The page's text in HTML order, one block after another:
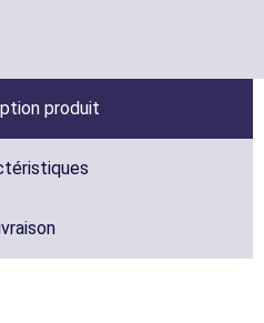
produit